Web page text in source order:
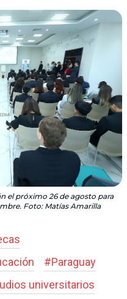
el próximo 26 de agosto para
Foto: Matías Amarilla
#Paraguay
universitarios